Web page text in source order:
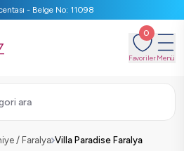
- Belge No: 11098
0
FavorilerMenü
ara
/ Faralya Villa Paradise Faralya